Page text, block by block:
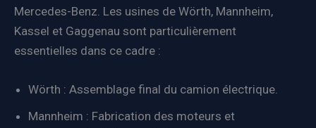
Mercedes-Benz. Les usines de Wörth, Mannheim,
Kassel et Gaggenau sont particulièrement
essentielles dans ce cadre :
Wörth : Assemblage final du camion électrique.
Mannheim : Fabrication des moteurs et